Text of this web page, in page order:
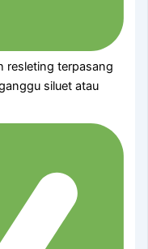
resleting terpasang
siluet atau